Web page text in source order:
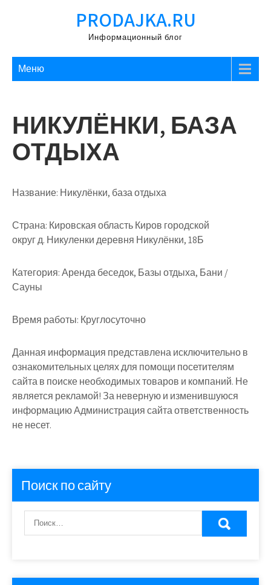
PRODAJKA.RU
Информационный блог
Меню
НИКУЛЁНКИ, БАЗА
ОТДЫХА
Название: Никулёнки, база отдыха
Страна: Кировская область Киров городской
округ д. Никуленки деревня Никулёнки, 18Б
Категория:Аренда беседок, Базы отдыха, Бани /
Сауны
Время работы: Круглосуточно
Данная информация представлена исключительно в
ознакомительных целях для помощи посетителям
сайта в поиске необходимых товаров и компаний. Не
является рекламой! За неверную и изменившуюся
информацию Администрация сайта ответственность
не несет.
Поиск по сайту